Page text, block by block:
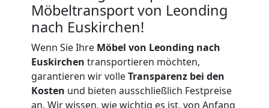
Möbeltransport von Leonding
nach Euskirchen!
Wenn Sie Ihre Möbel von Leonding nach
Euskirchen transportieren möchten,
garantieren wir volleTransparenz bei den
Kosten und bieten ausschließlich Festpreise
an. Wir wissen, wie wichtig es ist, von Anfang
Büroumzug
Leonding